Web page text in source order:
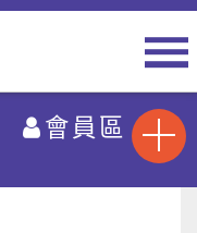
會員區